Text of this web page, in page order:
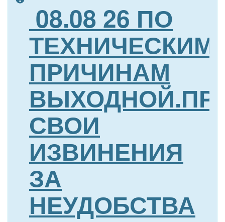
08.08 26 ПО
ТЕХНИЧЕСКИМ
ПРИЧИНАМ
СВОИ
ИЗВИНЕНИЯ
ЗА
НЕУДОБСТВА